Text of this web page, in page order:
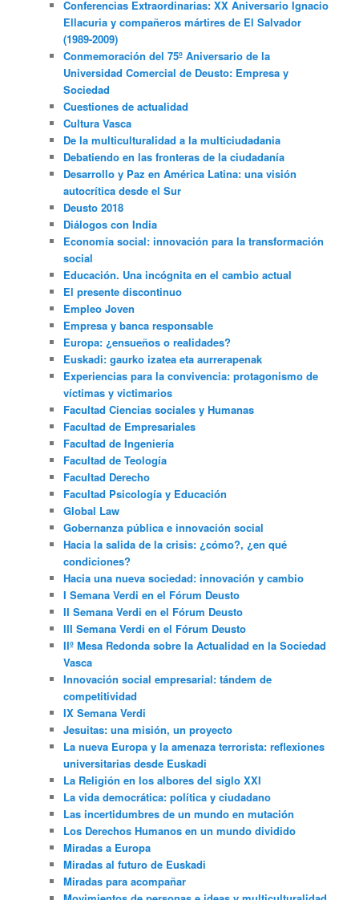
Conferencias Extraordinarias: XX Aniversario Ignacio
Ellacuria y compañeros mártires de El Salvador
(1989-2009)
Conmemoración del 75º Aniversario de la
Universidad Comercial de Deusto: Empresa y
Sociedad
Cuestiones de actualidad
Cultura Vasca
De la multiculturalidad a la multiciudadania
Debatiendo en las fronteras de la ciudadanía
Desarrollo y Paz en América Latina: una visión
autocrítica desde el Sur
Deusto 2018
Diálogos con India
Economía social: innovación para la transformación
social
Educación. Una incógnita en el cambio actual
El presente discontinuo
Empleo Joven
Empresa y banca responsable
Europa: ¿ensueños o realidades?
Euskadi: gaurko izatea eta aurrerapenak
Experiencias para la convivencia: protagonismo de
víctimas y victimarios
Facultad Ciencias sociales y Humanas
Facultad de Empresariales
Facultad de Ingeniería
Facultad de Teología
Facultad Derecho
Facultad Psicología y Educación
Global Law
Gobernanza pública e innovación social
Hacia la salida de la crisis: ¿cómo?, ¿en qué
condiciones?
Hacia una nueva sociedad: innovación y cambio
I Semana Verdi en el Fórum Deusto
II Semana Verdi en el Fórum Deusto
III Semana Verdi en el Fórum Deusto
IIº Mesa Redonda sobre la Actualidad en la Sociedad
Vasca
Innovación social empresarial: tándem de
competitividad
IX Semana Verdi
Jesuitas: una misión, un proyecto
La nueva Europa y la amenaza terrorista: reflexiones
universitarias desde Euskadi
La Religión en los albores del siglo XXI
La vida democrática: política y ciudadano
Las incertidumbres de un mundo en mutación
Los Derechos Humanos en un mundo dividido
Miradas a Europa
Miradas al futuro de Euskadi
Miradas para acompañar